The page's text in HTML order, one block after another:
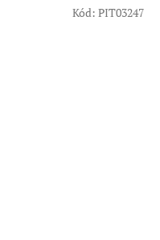
Kód: PIT03247